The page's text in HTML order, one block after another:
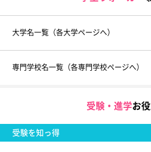
大学名一覧（各大学ページへ）
専門学校名一覧（各専門学校ページへ）
受験・進学お
受験を知っ得